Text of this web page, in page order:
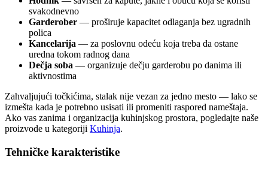
svakodnevno
Garderober — proširuje kapacitet odlaganja bez ugradnih
polica
Kancelarija — za poslovnu odeću koja treba da ostane
uredna tokom radnog dana
Dečja soba — organizuje dečju garderobu po danima ili
aktivnostima
Zahvaljujući točkićima, stalak nije vezan za jedno mesto — lako se
izmešta kada je potrebno usisati ili promeniti raspored nameštaja.
Ako vas zanima i organizacija kuhinjskog prostora, pogledajte naše
proizvode u kategoriji Kuhinja.
Tehničke karakteristike